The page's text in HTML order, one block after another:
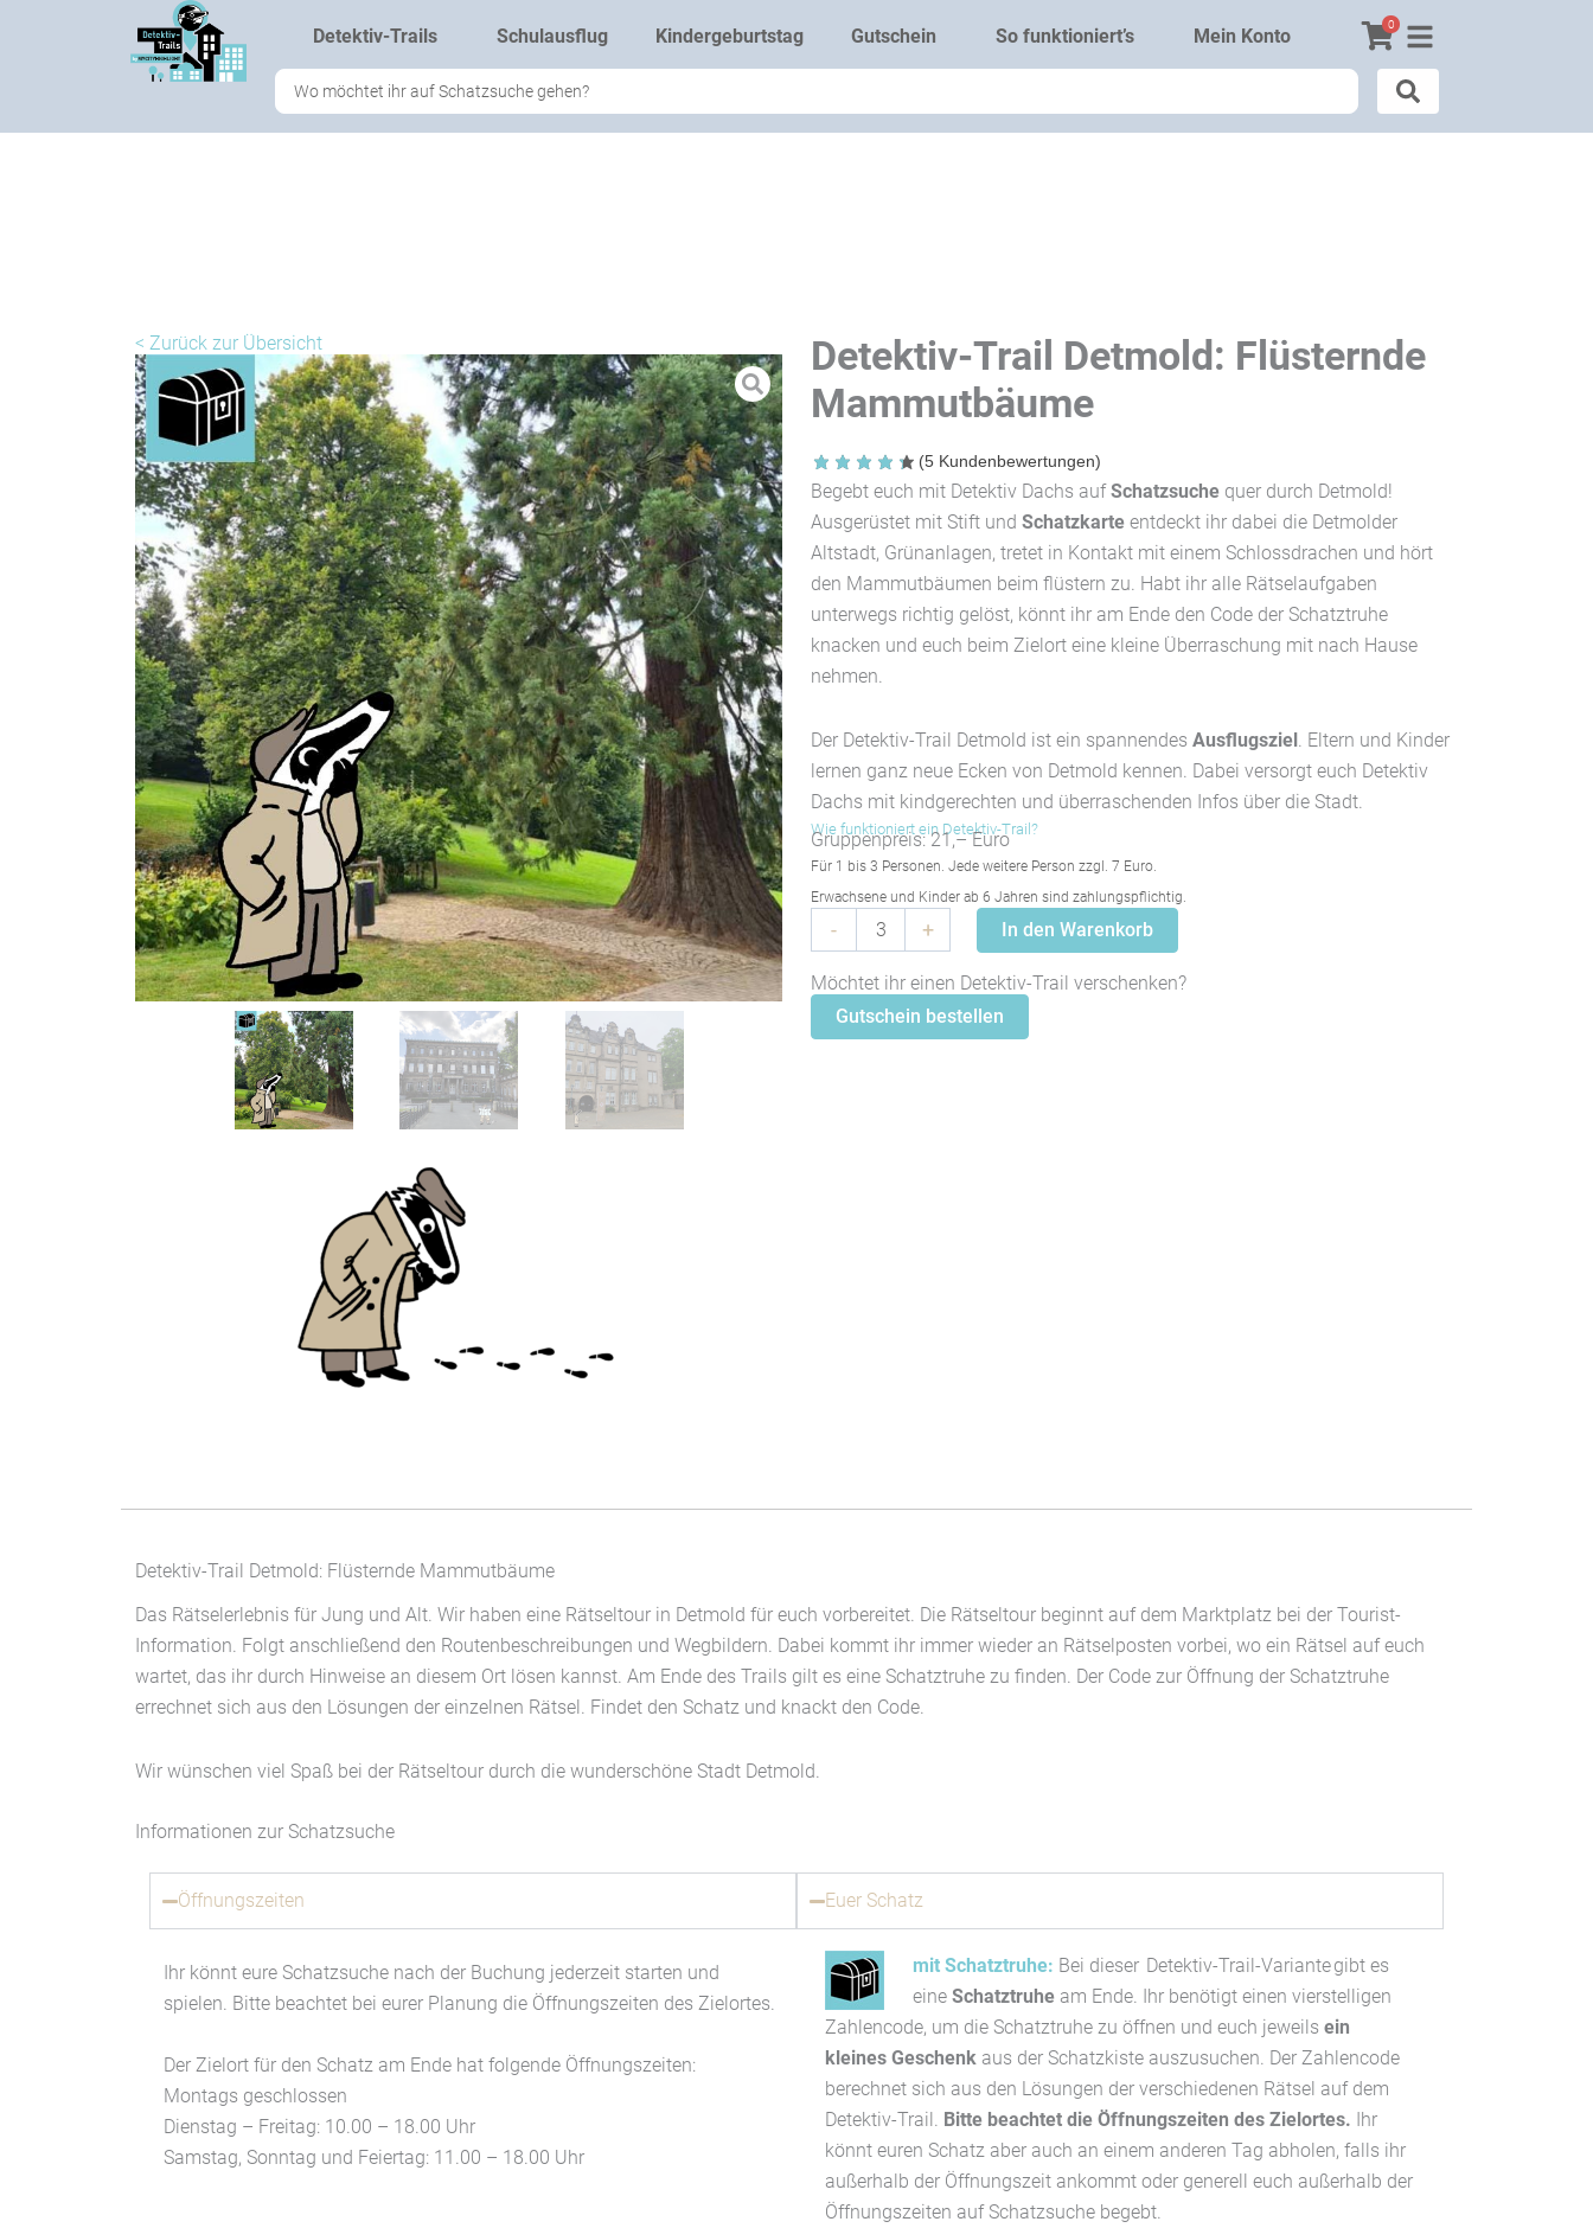
Detektiv-Trails Schulausflug Kindergeburtstag Gutschein So funktioniert’s Mein Konto
0
Search
...
< Zurück zur Übersicht
Detektiv-Trail Detmold: Flüsternde
Mammutbäume
(5 Kundenbewertungen)
Begebt euch mit Detektiv Dachs aufSchatzsuche quer durch Detmold!
Ausgerüstet mit Stift und Schatzkarte entdeckt ihr dabei die Detmolder
Altstadt, Grünanlagen, tretet in Kontakt mit einem Schlossdrachen und hört
den Mammutbäumen beim flüstern zu. Habt ihr alle Rätselaufgaben
unterwegs richtig gelöst, könnt ihr am Ende den Code der Schatztruhe
knacken und euch beim Zielort eine kleine Überraschung mit nach Hause
nehmen.
Der Detektiv-Trail Detmold ist ein spannendes Ausflugsziel. Eltern und Kinder
lernen ganz neue Ecken von Detmold kennen. Dabei versorgt euch Detektiv
Dachs mit kindgerechten und überraschenden Infos über die Stadt.
Wie funktioniert ein Detektiv-Trail?
Gruppenpreis: 21,– Euro
Für 1 bis 3 Personen. Jede weitere Person zzgl. 7 Euro.
Erwachsene und Kinder ab 6 Jahren sind zahlungspflichtig.
-
Detektiv-
Trail
Detmold:
Flüsternde
Mammutbäume
+ In den Warenkorb
Möchtet ihr einen Detektiv-Trail verschenken?
Gutschein bestellen
Detektiv-Trail Detmold: Flüsternde Mammutbäume
Das Rätselerlebnis für Jung und Alt. Wir haben eine Rätseltour in Detmold für euch vorbereitet. Die Rätseltour beginnt auf dem Marktplatz bei der Tourist-
Information. Folgt anschließend den Routenbeschreibungen und Wegbildern. Dabei kommt ihr immer wieder an Rätselposten vorbei, wo ein Rätsel auf euch
wartet, das ihr durch Hinweise an diesem Ort lösen kannst. Am Ende des Trails gilt es eine Schatztruhe zu finden. Der Code zur Öffnung der Schatztruhe
errechnet sich aus den Lösungen der einzelnen Rätsel. Findet den Schatz und knackt den Code.
Wir wünschen viel Spaß bei der Rätseltour durch die wunderschöne Stadt Detmold.
Informationen zur Schatzsuche
Öffnungszeiten
Ihr könnt eure Schatzsuche nach der Buchung jederzeit starten und
spielen. Bitte beachtet bei eurer Planung die Öffnungszeiten des Zielortes.
Der Zielort für den Schatz am Ende hat folgende Öffnungszeiten:
Montags geschlossen
Dienstag – Freitag: 10.00 – 18.00 Uhr
Samstag, Sonntag und Feiertag: 11.00 – 18.00 Uhr
Euer Schatz
mit Schatztruhe: Bei dieser Detektiv-Trail-Variante gibt es
eine Schatztruhe am Ende. Ihr benötigt einen vierstelligen
Zahlencode, um die Schatztruhe zu öffnen und euch jeweils ein
kleines Geschenk aus der Schatzkiste auszusuchen. Der Zahlencode
berechnet sich aus den Lösungen der verschiedenen Rätsel auf dem
Detektiv-Trail. Bitte beachtet die Öffnungszeiten des Zielortes. Ihr
könnt euren Schatz aber auch an einem anderen Tag abholen, falls ihr
außerhalb der Öffnungszeit ankommt oder generell euch außerhalb der
Öffnungszeiten auf Schatzsuche begebt.